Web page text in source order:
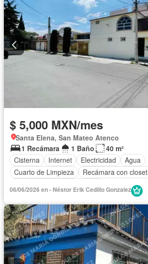
$ 5,000 MXN/mes
Santa Elena, San Mateo Atenco
1 Recámara
1 Baño
40 m²
Cisterna
Internet Electricidad
Agua
Cuarto de Limpieza
Recámara con closet
06/06/2026 en - Néstor Erik Cedillo Gonzalez